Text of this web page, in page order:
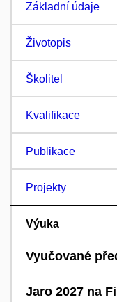
Základní údaje
Životopis
Školitel
Kvalifikace
Publikace
Projekty
Výuka
Vyučované
Jaro 2027 na